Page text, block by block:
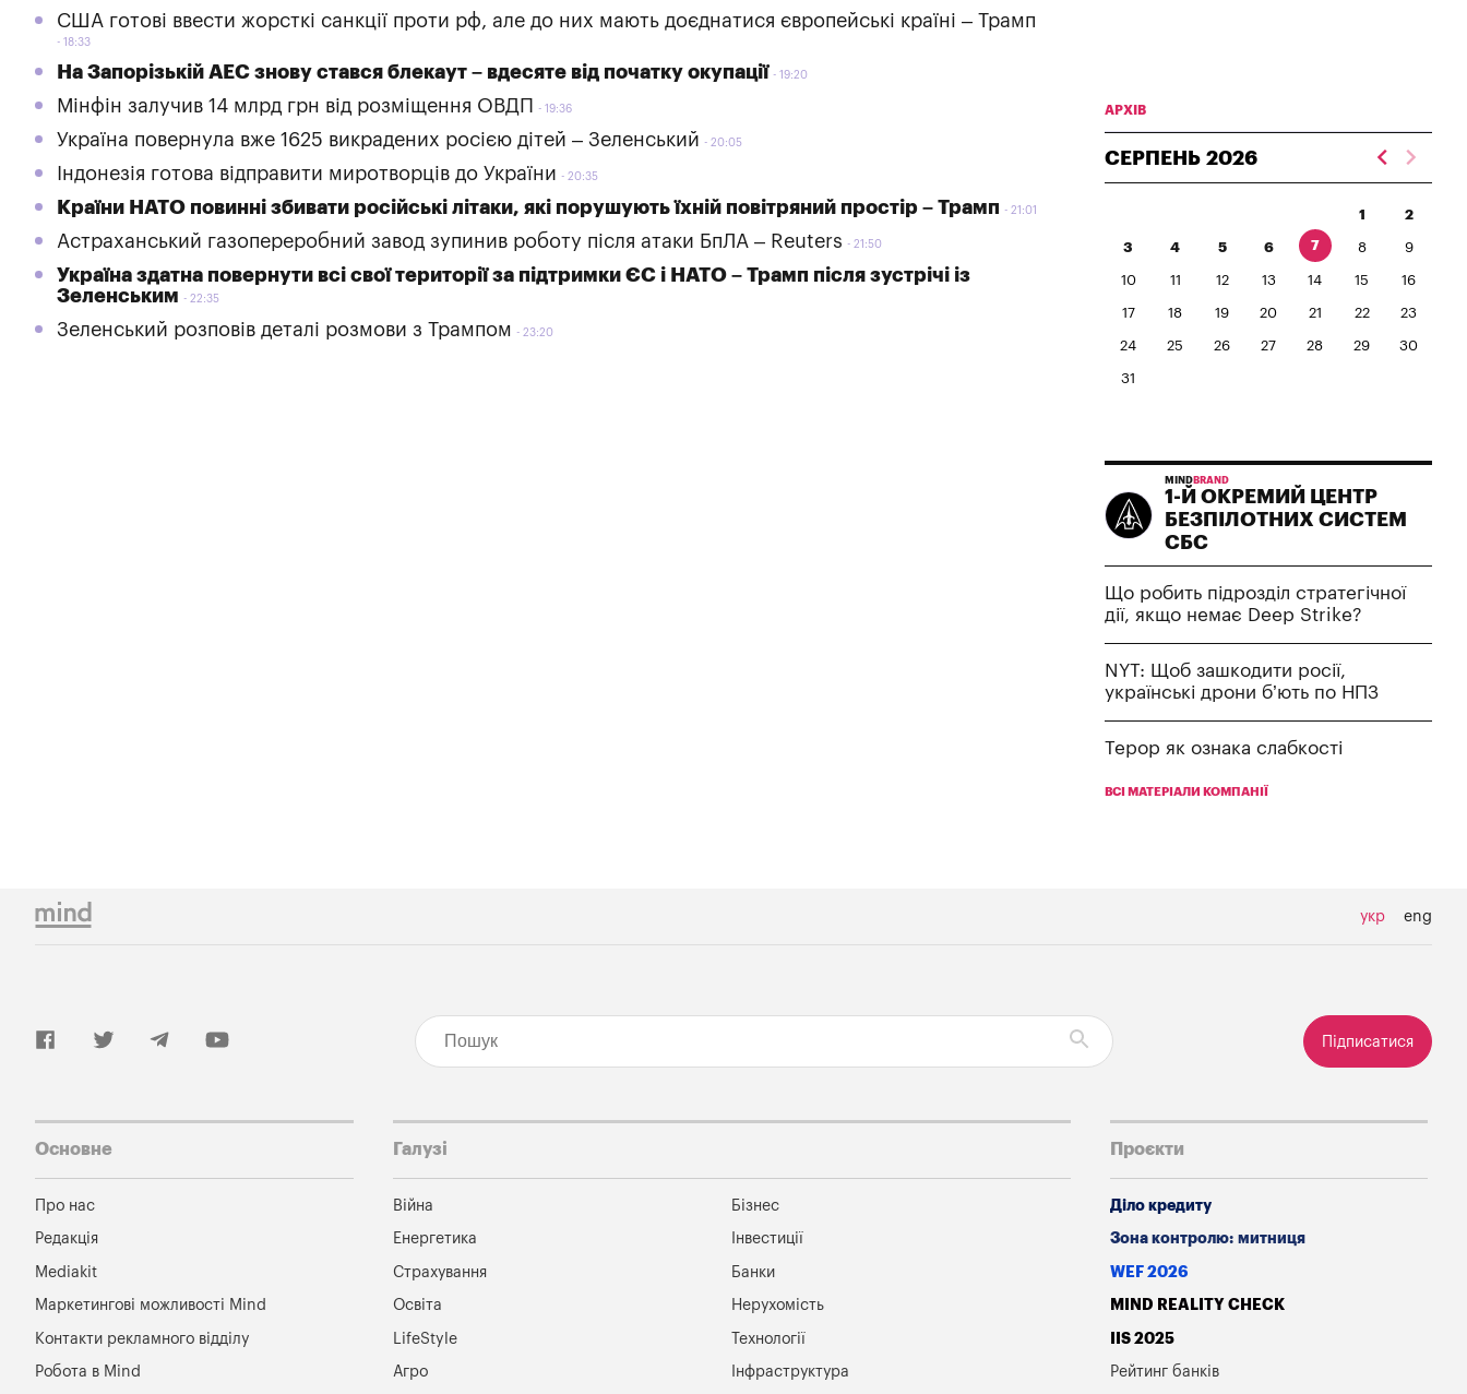
США готові ввести жорсткі санкції проти рф, але до них мають доєднатися європейські країні – Трамп
18:33
На Запорізькій АЕС знову стався блекаут – вдесяте від початку окупації 19:20
Мінфін залучив 14 млрд грн від розміщення ОВДП 19:36
Україна повернула вже 1625 викрадених росією дітей – Зеленський 20:05
Індонезія готова відправити миротворців до України 20:35
Країни НАТО повинні збивати російські літаки, які порушують їхній повітряний простір – Трамп 21:01
Астраханський газопереробний завод зупинив роботу після атаки БпЛА – Reuters 21:50
Україна здатна повернути всі свої території за підтримки ЄС і НАТО – Трамп після зустрічі із
Зеленським
22:35
Зеленський розповів деталі розмови з Трампом 23:20
АРХІВ
СЕРПЕНЬ 2026
1 2
3 4 5 6 7 8 9
10 11 12 13 14 15 16
17 18 19 20 21 22 23
24 25 26 27 28 29 30
31
MIND BRAND
1-Й ОКРЕМИЙ ЦЕНТР
БЕЗПІЛОТНИХ СИСТЕМ
СБС
Що робить підрозділ стратегічної
дії, якщо немає Deep Strike?
NYT: Щоб зашкодити росії,
українські дрони б’ють по НПЗ
Терор як ознака слабкості
ВСІ МАТЕРІАЛИ КОМПАНІЇ
укр eng
Підписатися
Основне
Про нас
Редакція
Mediakit
Маркетингові можливості Mind
Контакти рекламного відділу
Робота в Mind
Галузі
Війна Бізнес
Енергетика Інвестиції
Страхування Банки
Освіта Нерухомість
LifeStyle Технології
Агро Інфраструктура
Проєкти
Діло кредиту
Зона контролю: митниця
WEF 2026
MIND REALITY CHECK
IIS 2025
Рейтинг банків